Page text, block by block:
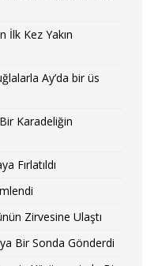
İlk Kez Yakın
Ay’da bir üs
Karadeliğin
Fırlatıldı
Zirvesine Ulaştı
Bir Sonda Gönderdi